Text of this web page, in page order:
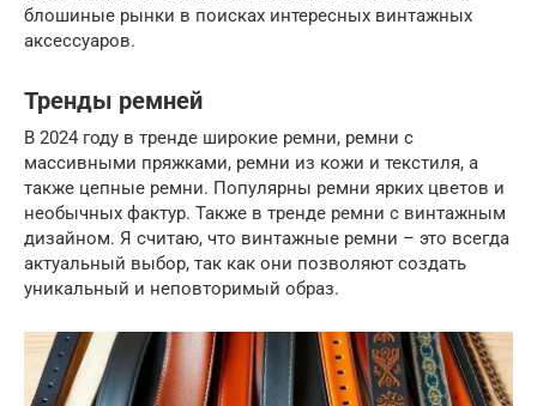
блошиные рынки в поисках интересных винтажных
аксессуаров.
Тренды ремней
В 2024 году в тренде широкие ремни, ремни с
массивными пряжками, ремни из кожи и текстиля, а
также цепные ремни. Популярны ремни ярких цветов и
необычных фактур. Также в тренде ремни с винтажным
дизайном. Я считаю, что винтажные ремни – это всегда
актуальный выбор, так как они позволяют создать
уникальный и неповторимый образ.